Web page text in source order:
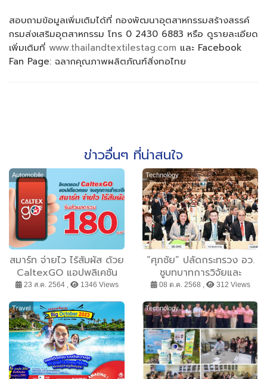
สอบถามข้อมูลเพิ่มเติมได้ที่ กองพัฒนาอุตสาหกรรมสร้างสรรค์
กรมส่งเสริมอุตสาหกรรม โทร 0 2430 6883 หรือ ดูรายละเอียด
เพิ่มเติมที่ www.thailandtextilestag.com และ Facebook
Fan Page: ฉลากคุณภาพผลิตภัณฑ์สิ่งทอไทย
ข่าวอื่นๆ ที่น่าสนใจ
Automobile
สมาร์ท จ่ายไว ไร้สัมผัส ด้วย
CaltexGO แอปพลิเคชัน
พร้อมรับโปรสุดปัง ส่วนลด
23 ส.ค. 2564 , 1346 Views
Technology
“ศุภชัย” ปลัดกระทรวง อว.
ชูบทบาทการวิจัยและ
นวัตกรรมเพื่อมุ่งสู่สังคม
forum 2025 ณ เมืองเกียว
โต ประเทศญี่ปุ่น
08 ต.ค. 2568 , 312 Views
Travel Technology